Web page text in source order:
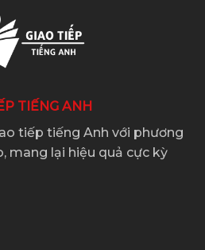
TIẾNG ANH
tiếp tiếng Anh với phương
mang lại hiệu quả cực kỳ